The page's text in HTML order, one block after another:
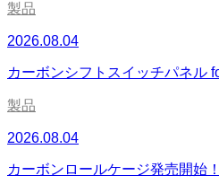
製品
2026.08.04
カーボンシフトスイッチパネル
製品
2026.08.04
カーボンロールケージ発売開始！